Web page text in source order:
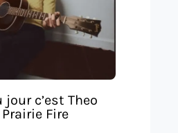
c’est Theo
Fire